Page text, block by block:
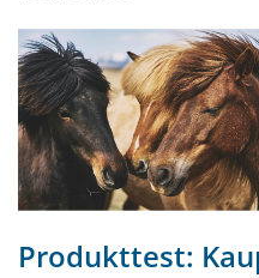
Produkttest: